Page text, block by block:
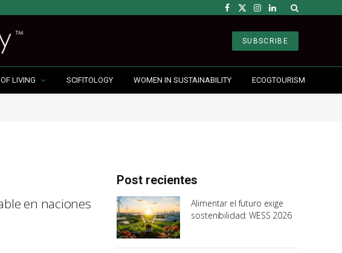
Facebook
X
Instagram
LinkedIn
SUBSCRIBE
LIVING SCIFITOLOGY WOMEN IN SUSTAINABILITY ECOGTOURISM
en naciones
Post recientes
Alimentar el futuro exige
sostenibilidad: WESS 2026